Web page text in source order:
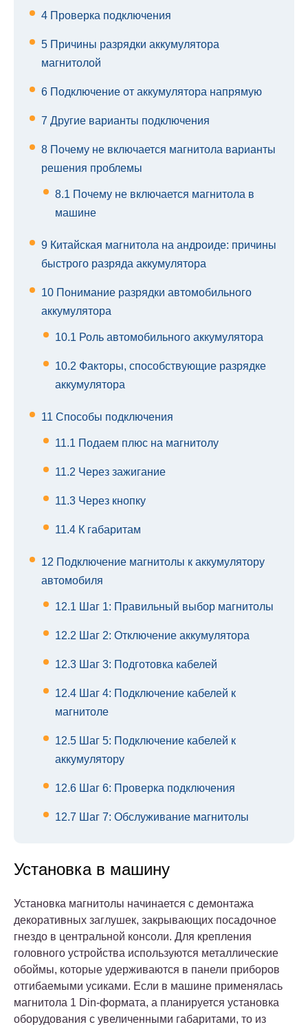
4 Проверка подключения
5 Причины разрядки аккумулятора
магнитолой
6 Подключение от аккумулятора напрямую
7 Другие варианты подключения
8 Почему не включается магнитола варианты
решения проблемы
8.1 Почему не включается магнитола в
машине
9 Китайская магнитола на андроиде: причины
быстрого разряда аккумулятора
10 Понимание разрядки автомобильного
аккумулятора
10.1 Роль автомобильного аккумулятора
10.2 Факторы, способствующие разрядке
аккумулятора
11 Способы подключения
11.1 Подаем плюс на магнитолу
11.2 Через зажигание
11.3 Через кнопку
11.4 К габаритам
12 Подключение магнитолы к аккумулятору
автомобиля
12.1 Шаг 1: Правильный выбор магнитолы
12.2 Шаг 2: Отключение аккумулятора
12.3 Шаг 3: Подготовка кабелей
12.4 Шаг 4: Подключение кабелей к
магнитоле
12.5 Шаг 5: Подключение кабелей к
аккумулятору
12.6 Шаг 6: Проверка подключения
12.7 Шаг 7: Обслуживание магнитолы
Установка в машину
Установка магнитолы начинается с демонтажа
декоративных заглушек, закрывающих посадочное
гнездо в центральной консоли. Для крепления
головного устройства используются металлические
обоймы, которые удерживаются в панели приборов
отгибаемыми усиками. Если в машине применялась
магнитола 1 Din-формата, а планируется установка
оборудования с увеличенными габаритами, то из